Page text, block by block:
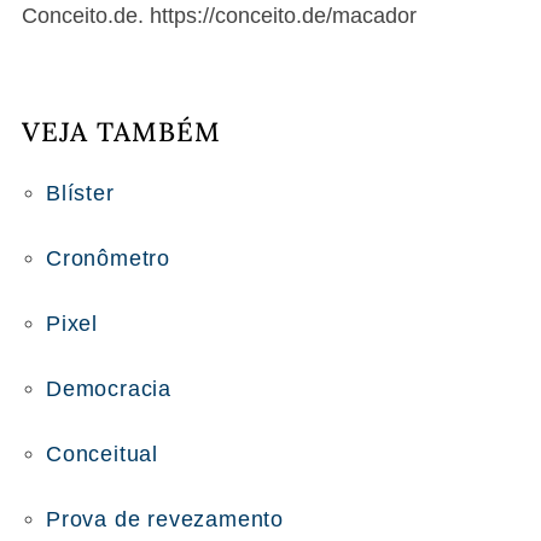
Conceito.de. https://conceito.de/macador
VEJA TAMBÉM
Blíster
Cronômetro
Pixel
Democracia
Conceitual
Prova de revezamento